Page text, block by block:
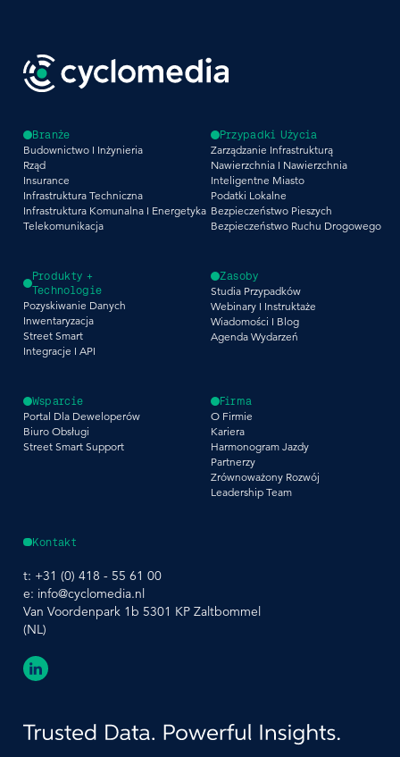
Kontakt
t: +31 (0) 418 - 55 61 00
e: info@cyclomedia.nl
Van Voordenpark 1b 5301 KP Zaltbommel
(NL)
Branże
Budownictwo I Inżynieria
Rząd
Insurance
Infrastruktura Techniczna
Infrastruktura Komunalna I Energetyka
Telekomunikacja
Przypadki Użycia
Zarządzanie Infrastrukturą
Nawierzchnia I Nawierzchnia
Inteligentne Miasto
Podatki Lokalne
Bezpieczeństwo Pieszych
Bezpieczeństwo Ruchu Drogowego
Produkty +
Technologie
Pozyskiwanie Danych
Inwentaryzacja
Street Smart
Integracje I API
Zasoby
Studia Przypadków
Webinary I Instruktaże
Wiadomości I Blog
Agenda Wydarzeń
Wsparcie
Portal Dla Deweloperów
Biuro Obsługi
Street Smart Support
Firma
O Firmie
Kariera
Harmonogram Jazdy
Partnerzy
Zrównoważony Rozwój
Leadership Team